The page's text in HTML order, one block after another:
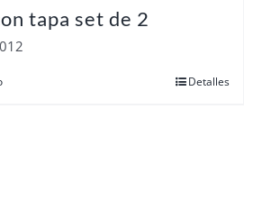
tapa set de 2
Detalles